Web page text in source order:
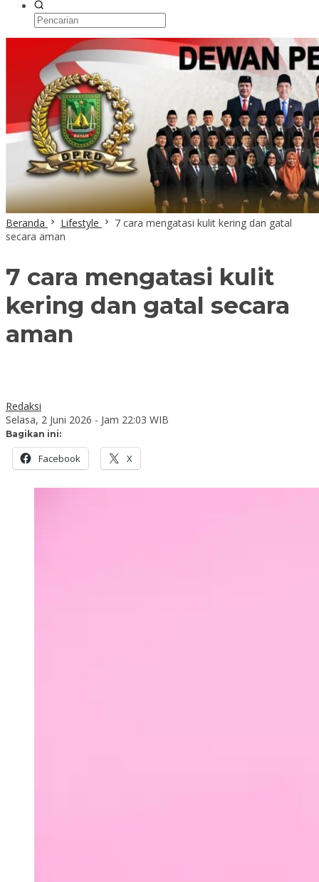
Beranda Lifestyle
7 cara mengatasi kulit kering dan gatal
secara aman
7 cara mengatasi kulit
kering dan gatal secara
aman
Redaksi
Selasa, 2 Juni 2026 - Jam 22:03 WIB
Bagikan ini:
Facebook X